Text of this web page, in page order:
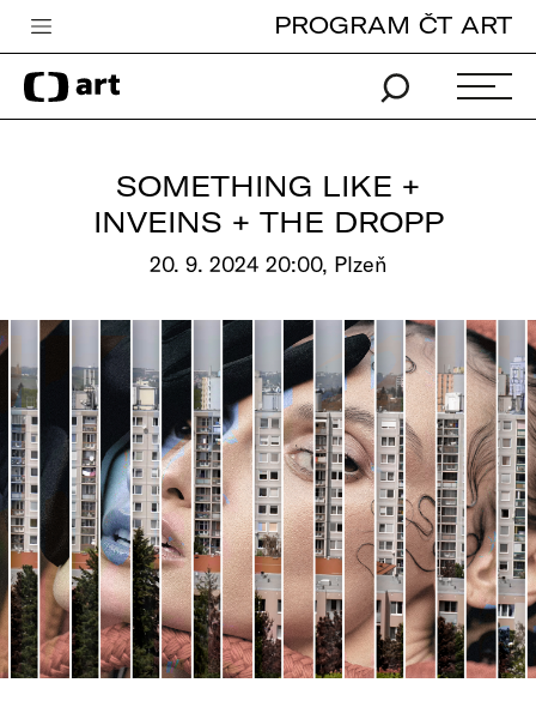
Česká televize
Zpravodajství
Vše o ČT
PROGRAM ČT ART
SOMETHING LIKE +
INVEINS + THE DROPP
20. 9. 2024 20:00, Plzeň